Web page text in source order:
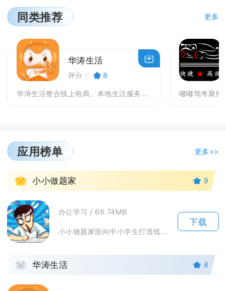
同类推荐 更多
华涛生活
评分： 8
华涛生活整合线上电商、本地生活服务、社区互动与私域...
应用榜单 更多>>
1 小小做题家 9
办公学习 / 66.74MB
小小做题家面向中小学生打造线上刷题练习环境，覆盖小学至初中主流学科习题资源，适配日常课后巩...
下载
2 华涛生活 8